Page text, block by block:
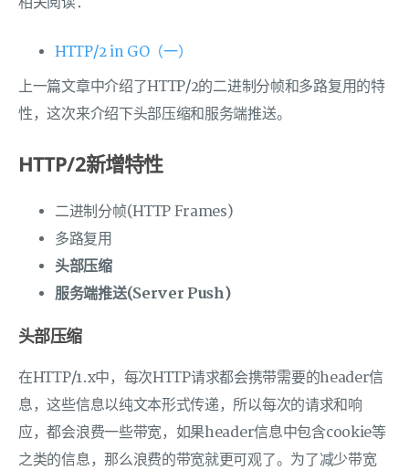
HTTP/2 in GO（一）
上一篇文章中介绍了HTTP/2的二进制分帧和多路复用的特
性，这次来介绍下头部压缩和服务端推送。
HTTP/2新增特性
二进制分帧(HTTP Frames)
多路复用
头部压缩
服务端推送(Server Push)
头部压缩
在HTTP/1.x中，每次HTTP请求都会携带需要的header信
息，这些信息以纯文本形式传递，所以每次的请求和响
应，都会浪费一些带宽，如果header信息中包含cookie等
之类的信息，那么浪费的带宽就更可观了。为了减少带宽